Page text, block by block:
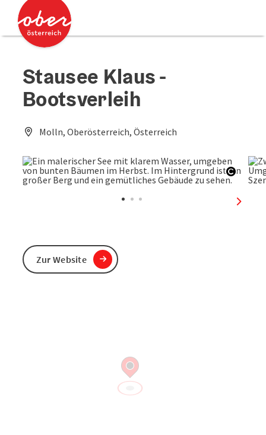
Zum Inhalt
Zum Seitenanfang
Stausee Klaus -
Bootsverleih
Molln, Oberösterreich, Österreich
Zur Website